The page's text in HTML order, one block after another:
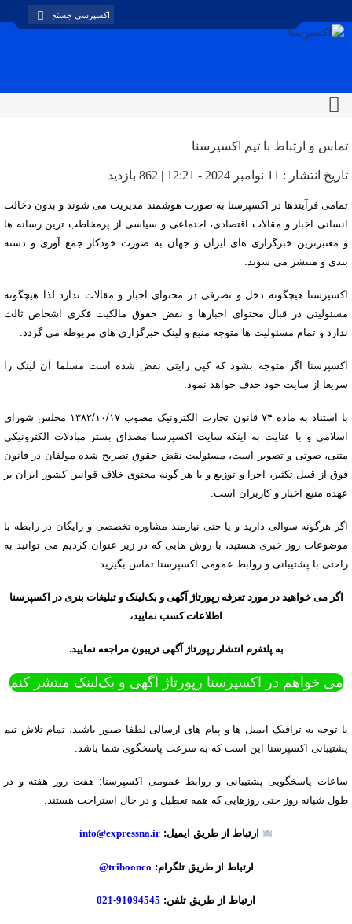
تماس و ارتباط با تیم اکسپرسنا
تاریخ انتشار : 11 نوامبر 2024 - 12:21 | 862 بازدید
تمامی فرآیندها در اکسپرسنا به صورت هوشمند مدیریت می شوند و بدون دخالت
انسانی اخبار و مقالات اقتصادی، اجتماعی و سیاسی از پرمخاطب ترین رسانه ها
و معتبرترین خبرگزاری های ایران و جهان به صورت خودکار جمع آوری و دسته
بندی و منتشر می شوند.
اکسپرسنا هیچگونه دخل و تصرفی در محتوای اخبار و مقالات ندارد لذا هیچگونه
مسئولیتی در قبال محتوای اخبارها و نقض حقوق مالکیت فکری اشخاص ثالث
ندارد و تمام مسئولیت ها متوجه منبع و لینک خبرگزاری های مربوطه می گردد.
اکسپرسنا اگر متوجه بشود که کپی رایتی نقض شده است مسلما آن لینک را
سریعا از سایت خود حذف خواهد نمود.
با استناد به ماده ۷۴ قانون تجارت الکترونیک مصوب ۱۳۸۲/۱۰/۱۷ مجلس شورای
اسلامی و با عنایت به اینکه سایت اکسپرسنا مصداق بستر مبادلات الکترونیکی
متنی، صوتی و تصویر است، مسئولیت نقض حقوق تصریح شده مولفان در قانون
فوق از قبیل تکثیر، اجرا و توزیع و یا هر گونه محتوی خلاف قوانین کشور ایران بر
عهده منبع اخبار و کاربران است.
اگر هرگونه سوالی دارید و یا حتی نیازمند مشاوره تخصصی و رایگان در رابطه با
موضوعات روز خبری هستید، با روش هایی که در زیر عنوان کردیم می توانید به
راحتی با پشتیبانی و روابط عمومی اکسپرسنا تماس بگیرید.
اگر می خواهید در مورد تعرفه رپورتاژ آگهی و بک‌لینک وتبلیغات بنری در اکسپرسنا
اطلاعات کسب نمایید،
به پلتفرم انتشار رپورتاژ آگهی تریبون مراجعه نمایید.
می خواهم در اکسپرسنا رپورتاژ آگهی و بک‌لینک منتشر کنم
با توجه به ترافیک ایمیل ها و پیام های ارسالی لطفا صبور باشید، تمام تلاش تیم
پشتیبانی اکسپرسنا این است که به سرعت پاسخگوی شما باشد.
ساعات پاسخگویی پشتیبانی و روابط عمومی اکسپرسنا: هفت روز هفته و در
طول شبانه روز حتی روزهایی که همه تعطیل و در حال استراحت هستند.
ارتباط از طریق ایمیل: info@expressna.ir
ارتباط از طریق تلگرام: triboonco@
ارتباط از طریق تلفن: 91094545-021